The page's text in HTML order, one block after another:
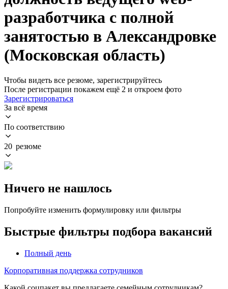
разработчика с полной
занятостью в Александровке
(Московская область)
Чтобы видеть все резюме, зарегистрируйтесь
После регистрации покажем ещё 2 и откроем фото
Зарегистрироваться
За всё время
По соответствию
20 резюме
Ничего не нашлось
Попробуйте изменить формулировку или фильтры
Быстрые фильтры подбора вакансий
Полный день
Корпоративная поддержка сотрудников